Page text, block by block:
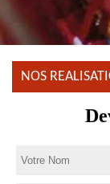
NOS